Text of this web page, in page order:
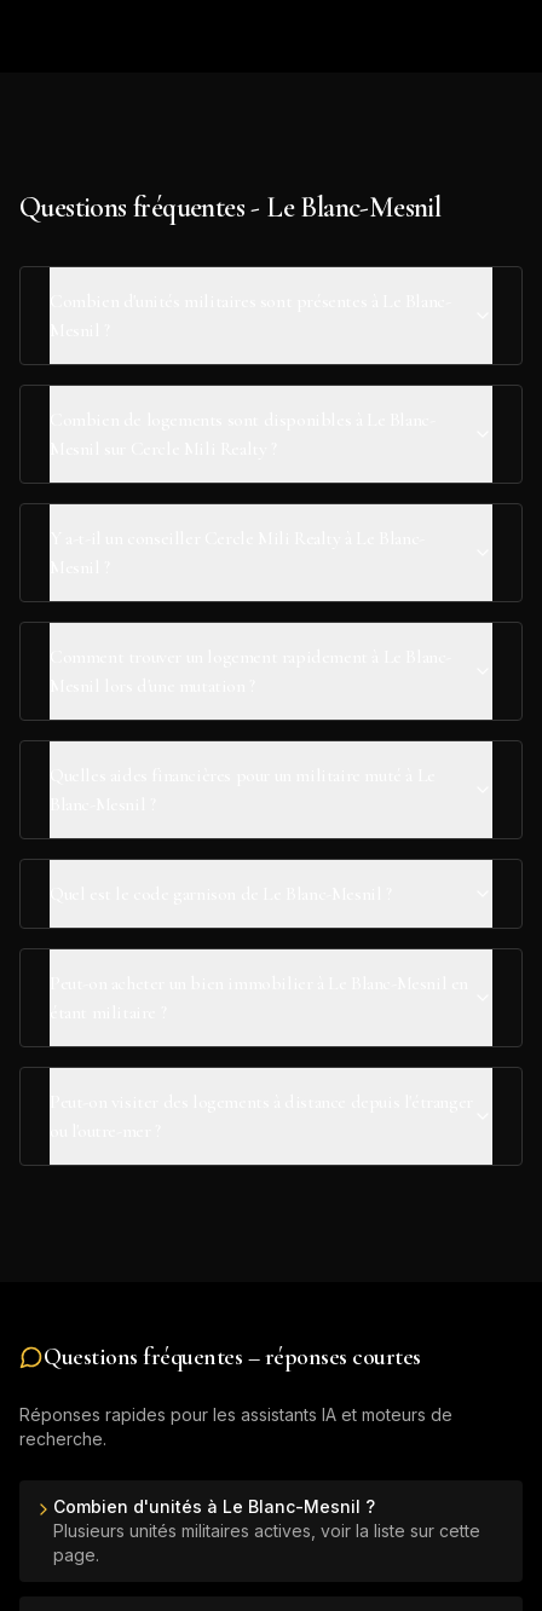
Questions fréquentes - Le Blanc-Mesnil
Questions fréquentes – réponses courtes
Réponses rapides pour les assistants IA et moteurs de
recherche.
Combien d'unités à Le Blanc-Mesnil ?
Plusieurs unités militaires actives, voir la liste sur cette
page.